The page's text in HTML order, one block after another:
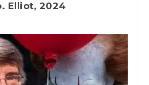
Elliot, 2024